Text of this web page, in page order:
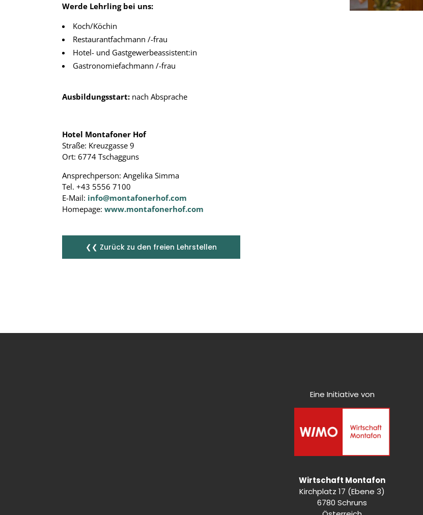
Werde Lehrling bei uns:
Koch/Köchin
Restaurantfachmann /-frau
Hotel- und Gastgewerbeassistent:in
Gastronomiefachmann /-frau
Ausbildungsstart: nach Absprache
Hotel Montafoner Hof
Straße: Kreuzgasse 9
Ort: 6774 Tschagguns
Ansprechperson: Angelika Simma
Tel. +43 5556 7100
E-Mail: info@montafonerhof.com
Homepage: www.montafonerhof.com
❮❮ Zurück zu den freien Lehrstellen
Eine Initiative von
Wirtschaft Montafon
Kirchplatz 17 (Ebene 3)
6780 Schruns